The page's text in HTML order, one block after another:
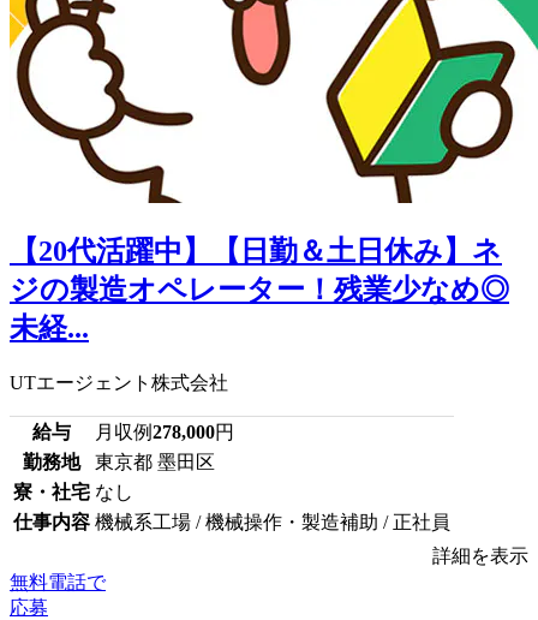
【20代活躍中】【日勤＆土日休み】ネ
ジの製造オペレーター！残業少なめ◎
未経...
UTエージェント株式会社
給与 月収例278,000円
勤務地
東京都 墨田区
寮・社宅 なし
仕事内容 機械系工場 / 機械操作・製造補助 / 正社員
詳細を表示
無料電話で
応募